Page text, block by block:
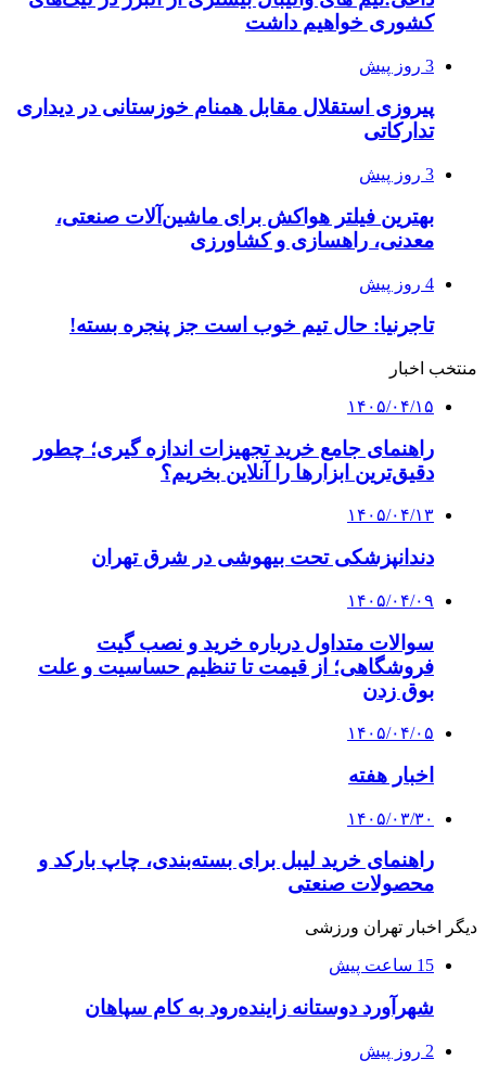
کشوری خواهیم داشت
3 روز پیش
پیروزی استقلال مقابل همنام خوزستانی در دیداری
تدارکاتی
3 روز پیش
بهترین فیلتر هواکش برای ماشین‌آلات صنعتی،
معدنی، راهسازی و کشاورزی
4 روز پیش
تاجرنیا: حال تیم خوب است جز پنجره بسته!
منتخب اخبار
۱۴۰۵/۰۴/۱۵
راهنمای جامع خرید تجهیزات اندازه گیری؛ چطور
دقیق‌ترین ابزارها را آنلاین بخریم؟
۱۴۰۵/۰۴/۱۳
دندانپزشکی تحت بیهوشی در شرق تهران
۱۴۰۵/۰۴/۰۹
سوالات متداول درباره خرید و نصب گیت
فروشگاهی؛ از قیمت تا تنظیم حساسیت و علت
بوق زدن
۱۴۰۵/۰۴/۰۵
اخبار هفته
۱۴۰۵/۰۳/۳۰
راهنمای خرید لیبل برای بسته‌بندی، چاپ بارکد و
محصولات صنعتی
دیگر اخبار تهران ورزشی
15 ساعت پیش
شهرآورد دوستانه زاینده‌رود به کام سپاهان
2 روز پیش